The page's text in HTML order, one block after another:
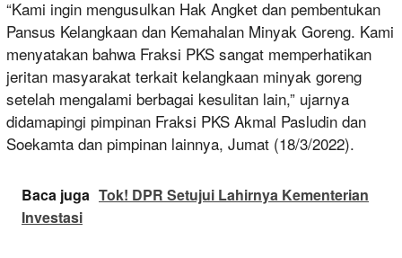
“Kami ingin mengusulkan Hak Angket dan pembentukan
Pansus Kelangkaan dan Kemahalan Minyak Goreng. Kami
menyatakan bahwa Fraksi PKS sangat memperhatikan
jeritan masyarakat terkait kelangkaan minyak goreng
setelah mengalami berbagai kesulitan lain,” ujarnya
didamapingi pimpinan Fraksi PKS Akmal Pasludin dan
Soekamta dan pimpinan lainnya, Jumat (18/3/2022).
Baca juga Tok! DPR Setujui Lahirnya Kementerian
Investasi